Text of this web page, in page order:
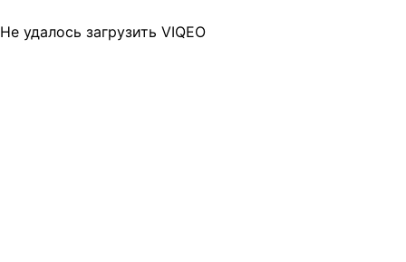
Не удалось загрузить VIQEO